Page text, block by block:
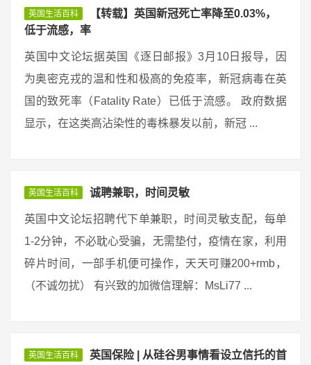
英国生活百科
【转载】英国新冠死亡率降至0.03%，
低于流感，率
英国中文论坛据英国《逐日邮报》3月10日报导，因
为奥密克戎的温和性和极高的免疫率，新冠病毒在英
国的致死率（Fatality Rate）已低于流感。 政府数据
显示，在这类高沾染性的毒株暴发以前，新冠 ...
英国生活百科 诚聘兼职，时间灵敏
英国中文论坛招聘代下单兼职，时间灵敏支配，每单
1-2分钟，不必耽心受骗，无需垫付，疫情在家，利用
碎片时间，一部手机便可操作，天天可赚200+rmb，
（不诚勿扰） 有兴致的加微信理解：MsLi77 ...
英国生活百科
英国保险 | 从硅谷男事情看设立信托的首